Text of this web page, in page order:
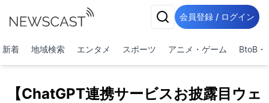
会員登録 / ログイン
新着 地域検索 エンタメ スポーツ アニメ・ゲーム BtoB・
【ChatGPT連携サービスお披露目ウェ